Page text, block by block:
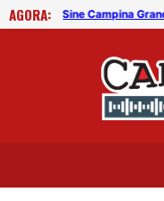
AGORA:
Prefeitura de CG oferece 100 vagas para treinamento Jovem Aprendiz gratuito